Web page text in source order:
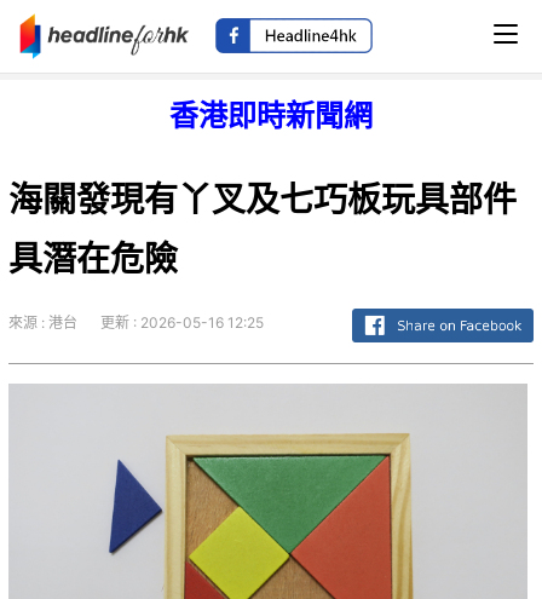
香港即時新聞網
海關發現有丫叉及七巧板玩具部件
具潛在危險
來源 : 港台 更新 : 2026-05-16 12:25